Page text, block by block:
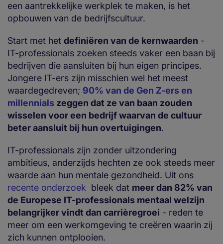
een aantrekkelijke werkplek te maken, is het
opbouwen van de bedrijfscultuur.
Start met het definiëren van de kernwaarden -
IT-professionals zoeken steeds vaker een baan bij
bedrijven die aansluiten bij hun eigen principes.
Jongere IT-ers zijn misschien wel het meest
waardegedreven; 90% van de Gen Z-ers en
millennials zeggen dat ze van baan zouden
wisselen voor een bedrijf waarvan de cultuur
beter aansluit bij hun overtuigingen.
IT-professionals zijn zonder uitzondering
ambitieus, anderzijds hechten ze ook steeds meer
waarde aan hun mentale gezondheid. Uit ons
recente onderzoek bleek dat meer dan 82% van
de Europese IT-professionals mentaal welzijn
belangrijker vindt dan carrièregroei - reden te
meer om een werkomgeving te creëren waarin zij
zich kunnen ontplooien.